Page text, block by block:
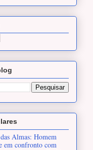
Almas: Homem
em confronto com